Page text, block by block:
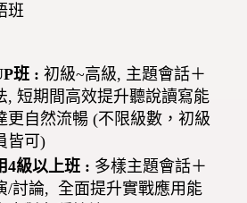
班
班 :初級~高級, 主題會話＋
, 短期間高效提升聽說讀寫能
更自然流暢 (不限級數，初級
皆可)
4級以上班 : 多樣主題會話＋
/討論, 全面提升實戰應用能